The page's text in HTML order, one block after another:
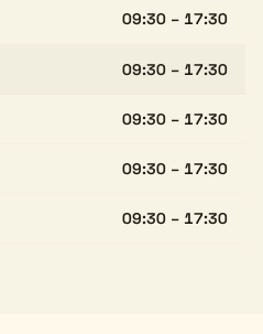
09:30 – 17:30
09:30 – 17:30
09:30 – 17:30
09:30 – 17:30
09:30 – 17:30